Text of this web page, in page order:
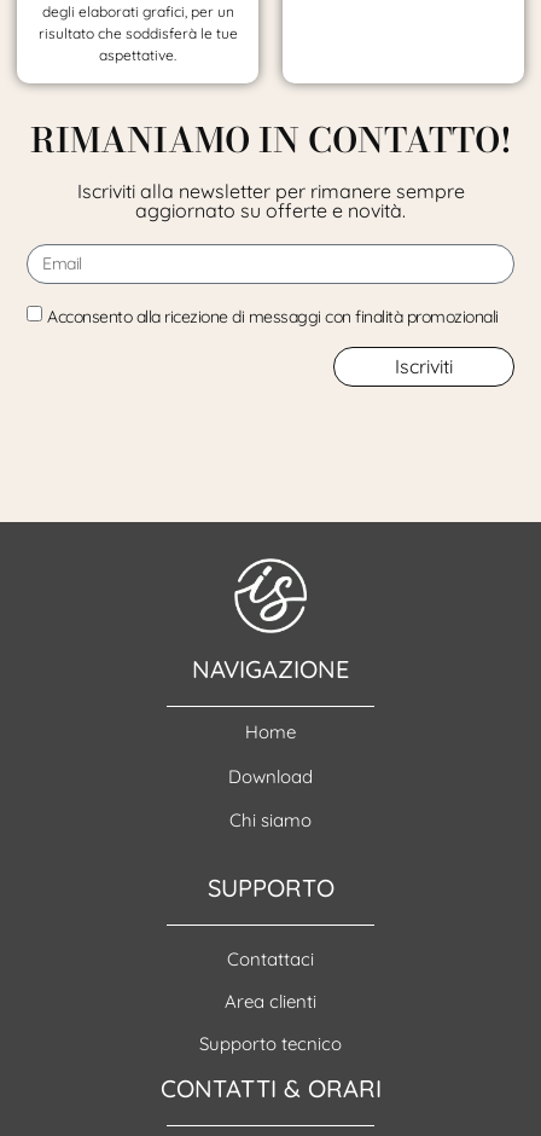
degli elaborati grafici, per un
risultato che soddisferà le tue
aspettative.
RIMANIAMO IN CONTATTO!
Iscriviti alla newsletter per rimanere sempre
aggiornato su offerte e novità.
Acconsento alla ricezione di messaggi con finalità promozionali
Iscriviti
NAVIGAZIONE
Home
Download
Chi siamo
SUPPORTO
Contattaci
Area clienti
Supporto tecnico
CONTATTI & ORARI